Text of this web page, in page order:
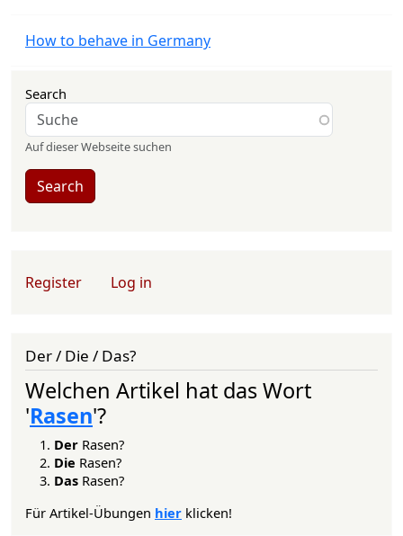
How to behave in Germany
Search
Auf dieser Webseite suchen
Search
User account menu
Register Log in
Der / Die / Das?
Welchen Artikel hat das Wort
'Rasen'?
Der Rasen?
Die Rasen?
Das Rasen?
Für Artikel-Übungen hier klicken!